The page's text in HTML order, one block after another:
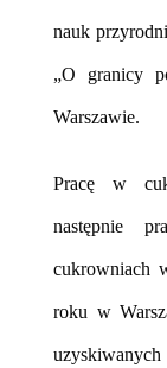
nauk
„O granicy
Warszawie.
Pracę w
następnie
cukrowniach
roku w
uzyskiwanych